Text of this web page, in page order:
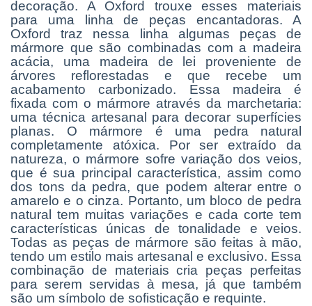
decoração. A Oxford trouxe esses materiais
para uma linha de peças encantadoras. A
Oxford traz nessa linha algumas peças de
mármore que são combinadas com a madeira
acácia, uma madeira de lei proveniente de
árvores reflorestadas e que recebe um
acabamento carbonizado. Essa madeira é
fixada com o mármore através da marchetaria:
uma técnica artesanal para decorar superfícies
planas. O mármore é uma pedra natural
completamente atóxica. Por ser extraído da
natureza, o mármore sofre variação dos veios,
que é sua principal característica, assim como
dos tons da pedra, que podem alterar entre o
amarelo e o cinza. Portanto, um bloco de pedra
natural tem muitas variações e cada corte tem
características únicas de tonalidade e veios.
Todas as peças de mármore são feitas à mão,
tendo um estilo mais artesanal e exclusivo. Essa
combinação de materiais cria peças perfeitas
para serem servidas à mesa, já que também
são um símbolo de sofisticação e requinte.